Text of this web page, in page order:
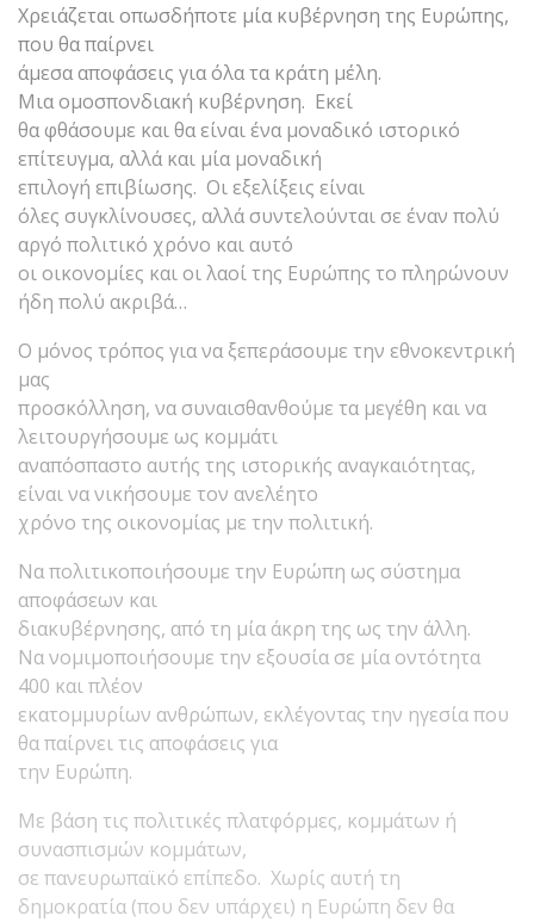
Χρειάζεται οπωσδήποτε μία κυβέρνηση της Ευρώπης,
που θα παίρνει
άμεσα αποφάσεις για όλα τα κράτη μέλη.
Μια ομοσπονδιακή κυβέρνηση. Εκεί
θα φθάσουμε και θα είναι ένα μοναδικό ιστορικό
επίτευγμα, αλλά και μία μοναδική
επιλογή επιβίωσης. Οι εξελίξεις είναι
όλες συγκλίνουσες, αλλά συντελούνται σε έναν πολύ
αργό πολιτικό χρόνο και αυτό
οι οικονομίες και οι λαοί της Ευρώπης το πληρώνουν
ήδη πολύ ακριβά…
Ο μόνος τρόπος για να ξεπεράσουμε την εθνοκεντρική
μας
προσκόλληση, να συναισθανθούμε τα μεγέθη και να
λειτουργήσουμε ως κομμάτι
αναπόσπαστο αυτής της ιστορικής αναγκαιότητας,
είναι να νικήσουμε τον ανελέητο
χρόνο της οικονομίας με την πολιτική.
Να πολιτικοποιήσουμε την Ευρώπη ως σύστημα
αποφάσεων και
διακυβέρνησης, από τη μία άκρη της ως την άλλη.
Να νομιμοποιήσουμε την εξουσία σε μία οντότητα
400 και πλέον
εκατομμυρίων ανθρώπων, εκλέγοντας την ηγεσία που
θα παίρνει τις αποφάσεις για
την Ευρώπη.
Με βάση τις πολιτικές πλατφόρμες, κομμάτων ή
συνασπισμών κομμάτων,
σε πανευρωπαϊκό επίπεδο. Χωρίς αυτή τη
δημοκρατία (που δεν υπάρχει) η Ευρώπη δεν θα